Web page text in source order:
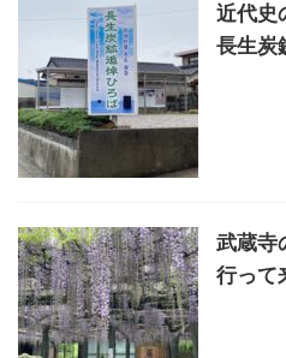
近代史
長生炭
武蔵寺
行って